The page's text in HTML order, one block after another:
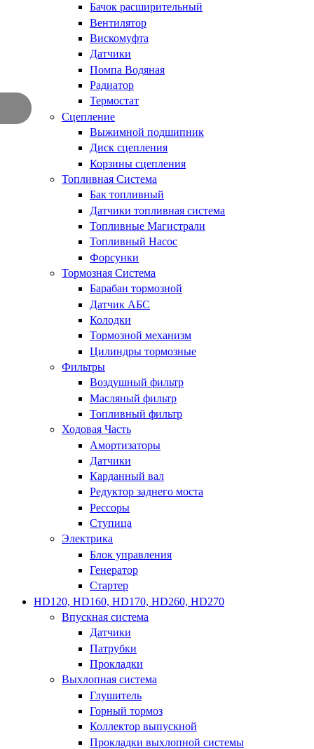
Бачок расширительный
Вентилятор
Вискомуфта
Датчики
Помпа Водяная
Радиатор
Термостат
Сцепление
Выжимной подшипник
Диск сцепления
Корзины сцепления
Топливная Система
Бак топливный
Датчики топливная система
Топливные Магистрали
Топливный Насос
Форсунки
Тормозная Система
Барабан тормозной
Датчик АБС
Колодки
Тормозной механизм
Цилиндры тормозные
Фильтры
Воздушный фильтр
Масляный фильтр
Топливный фильтр
Ходовая Часть
Амортизаторы
Датчики
Карданный вал
Редуктор заднего моста
Рессоры
Ступица
Электрика
Блок управления
Генератор
Стартер
HD120, HD160, HD170, HD260, HD270
Впускная система
Датчики
Патрубки
Прокладки
Выхлопная система
Глушитель
Горный тормоз
Коллектор выпускной
Прокладки выхлопной системы